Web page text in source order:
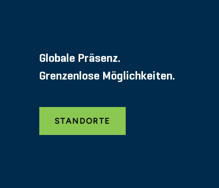
Globale Präsenz.
Grenzenlose Möglichkeiten.
STANDORTE